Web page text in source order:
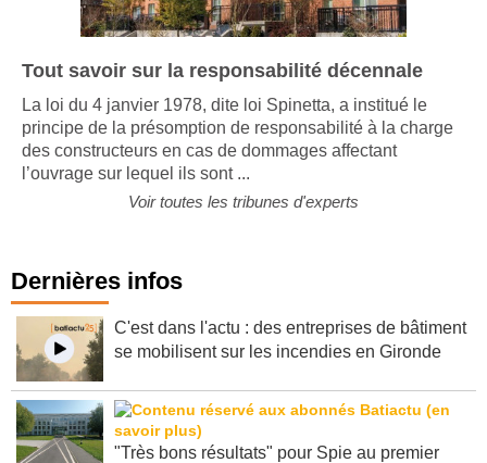
Tout savoir sur la responsabilité décennale
La loi du 4 janvier 1978, dite loi Spinetta, a institué le
principe de la présomption de responsabilité à la charge
des constructeurs en cas de dommages affectant
l’ouvrage sur lequel ils sont ...
Voir toutes les tribunes d'experts
Dernières infos
C'est dans l'actu : des entreprises de bâtiment
se mobilisent sur les incendies en Gironde
"Très bons résultats" pour Spie au premier